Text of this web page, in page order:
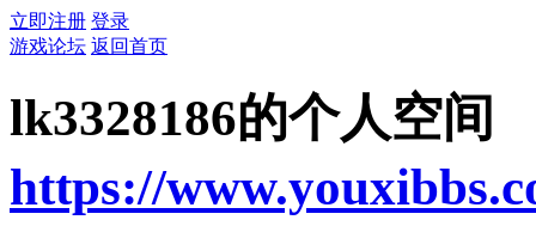
立即注册 登录
游戏论坛 返回首页
lk3328186的个人空间
https://